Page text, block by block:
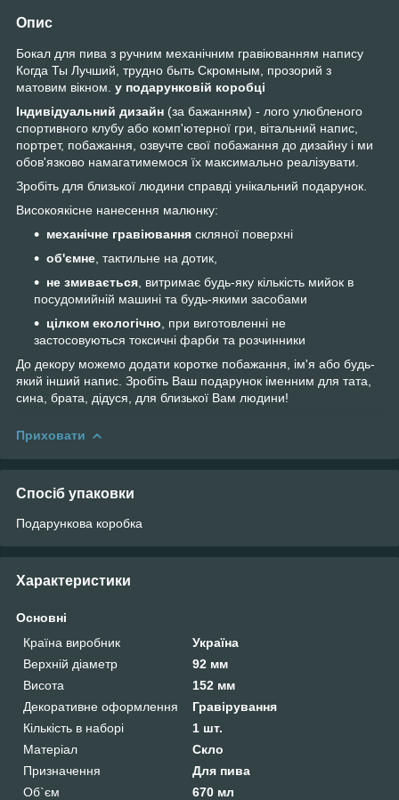
Опис
Бокал для пива з ручним механічним гравіюванням напису
Когда Ты Лучший, трудно быть Скромным, прозорий з
матовим вікном. у подарунковій коробці
Індивідуальний дизайн (за бажанням) - лого улюбленого
спортивного клубу або комп'ютерної гри, вітальний напис,
портрет, побажання, озвучте свої побажання до дизайну і ми
обов'язково намагатимемося їх максимально реалізувати.
Зробіть для близької людини справді унікальний подарунок.
Високоякісне нанесення малюнку:
механічне гравіювання скляної поверхні
об'ємне , тактильне на дотик,
не змивається , витримає будь-яку кількість мийок в
посудомийній машині та будь-якими засобами
цілком екологічно , при виготовленні не
застосовуються токсичні фарби та розчинники
До декору можемо додати коротке побажання, ім'я або будь-
який інший напис. Зробіть Ваш подарунок іменним для тата,
сина, брата, дідуся, для близької Вам людини!
Приховати
Спосіб упаковки
Подарункова коробка
Характеристики
Основні
Країна виробник
Україна
Верхній діаметр
92 мм
Висота
152 мм
Декоративне оформлення
Гравірування
Кількість в наборі
1 шт.
Матеріал
Скло
Призначення
Для пива
Об`єм
670 мл